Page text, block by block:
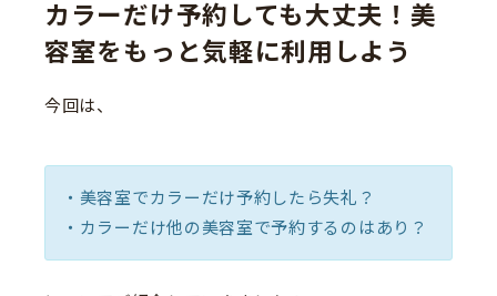
カラーだけ予約しても大丈夫！美
容室をもっと気軽に利用しよう
今回は、
・美容室でカラーだけ予約したら失礼？
・カラーだけ他の美容室で予約するのはあり？